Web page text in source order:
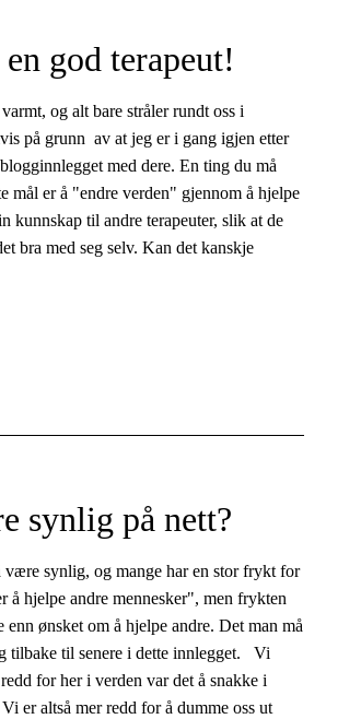
god terapeut!
og alt bare stråler rundt oss i
på grunn av at jeg er i gang igjen etter
med dere. En ting du må
mål er å "endre verden" gjennom å hjelpe
kunnskap til andre terapeuter, slik at de
bra med seg selv. Kan det kanskje
synlig på nett?
være synlig, og mange har en stor frykt for
å hjelpe andre mennesker", men frykten
ønsket om å hjelpe andre. Det man må
tilbake til senere i dette innlegget. Vi
for her i verden var det å snakke i
er altså mer redd for å dumme oss ut